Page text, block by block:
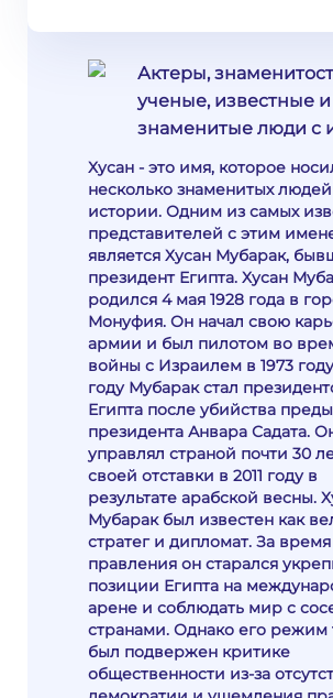
Актеры,
ученые, известные и
знаменитые люди с
Хусан - это имя, которое
несколько знаменитых
истории. Одним из самых
представителей с этим
является Хусан Мубарак,
президент Египта. Хусан
родился 4 мая 1928 года в
Монуфия. Он начал свою
армии и был пилотом во
войны с Израилем в 1973
году Мубарак стал
Египта после убийства
президента Анвара Садата.
управлял страной почти 30
своей отставки в 2011 году в
результате арабской весны.
Мубарак был известен как
стратег и дипломат. За
правления он старался
позиции Египта на
арене и соблюдать мир с
странами. Однако его режим
был подвержен критике
общественности из-за